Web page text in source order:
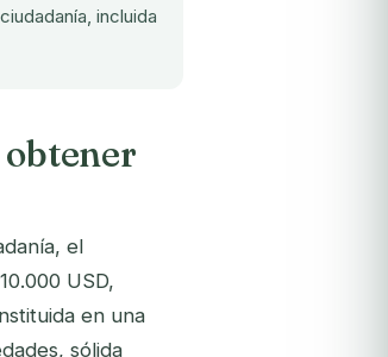
incluida
el
USD,
en una
sólida